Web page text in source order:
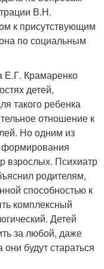
В.Н.
к присутствующим
по социальным
Е.Г. Крамаренко
детей,
такого ребенка
отношение к
Но одним из
формирования
взрослых. Психиатр
родителям,
способностью к
комплексный
Детей
за любой, даже
будут стараться